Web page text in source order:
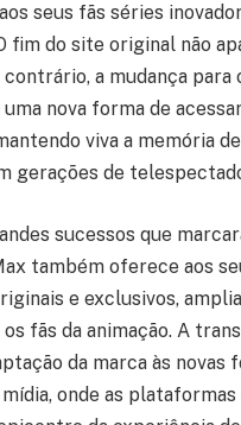
seus fãs séries
fim do site original não
a mudança para
nova forma de
viva a memória
gerações de
sucessos que
também oferece aos
e exclusivos,
fãs da animação. A
da marca às novas
onde as